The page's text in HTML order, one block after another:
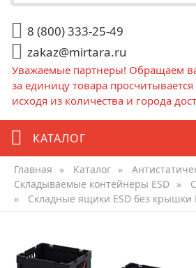
8 (800) 333-25-49
zakaz@mirtara.ru
Уважаемые партнеры! Обращаем
за единицу товара
исходя из количества и города
КАТАЛОГ
Главная » Каталог »
Складываемые контейнеры ESD »
»
Складные ящики ESD без крышки